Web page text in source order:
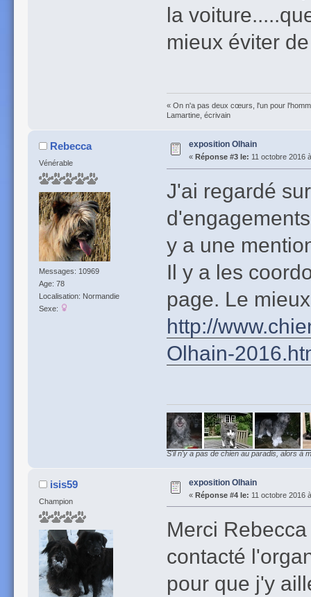
la
mieux éviter
« On n'a pas deux cœurs, l'un pour
Lamartine, écrivain
Rebecca
Vénérable
Messages: 10969
Age: 78
Localisation: Normandie
Sexe:
exposition Olhain
« Réponse #3 le: 11 octobre 2016
J'ai regardé
y a une
Il y a les
page. Le
http://
Olhain-
S'il n'y a pas de chien au paradis, alors à
isis59
Champion
exposition Olhain
« Réponse #4 le: 11 octobre 2016
Merci
contacté
pour que j'y